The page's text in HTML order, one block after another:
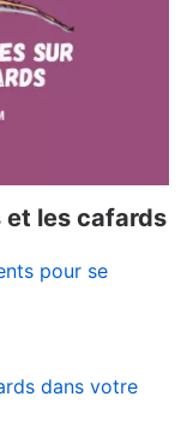
et les cafards
pour se
dans votre